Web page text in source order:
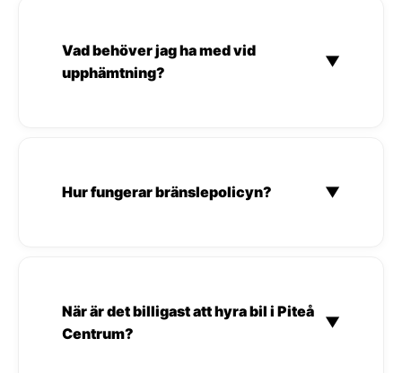
Vad behöver jag ha med vid
upphämtning?
▼
Hur fungerar bränslepolicyn? ▼
När är det billigast att hyra bil i Piteå
Centrum?
▼